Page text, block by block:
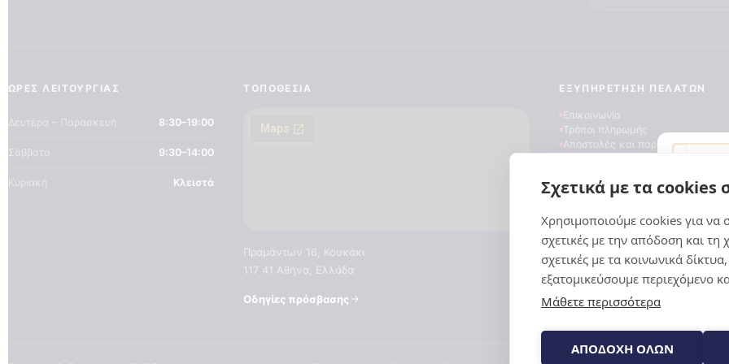
Για να
σε
Σχετικά με τα cookies
Χρησιμοποιούμε cookies για να
σχετικές με την απόδοση και τη
σχετικές με τα κοινωνικά
εξατομικεύσουμε περιεχόμενο
Μάθετε περισσότερα
ΑΠΟΔΟΧΗ ΟΛΩΝ
ΏΡΕΣ ΛΕΙΤΟΥΡΓΊΑΣ
Δευτέρα – Παρασκευή 8:30–19:00
Σάββατο 9:30–14:00
Κυριακή Κλειστά
ΤΟΠΟΘΕΣΊΑ
Πραμάντων 16, Κουκάκι
117 41 Αθήνα, Ελλάδα
Οδηγίες πρόσβασης
ΕΞΥΠΗΡΈΤΗΣΗ ΠΕΛΑΤΏΝ
Επικοινωνία
Τρόποι πληρωμής
Αποστολές και παραδόσεις
Blog